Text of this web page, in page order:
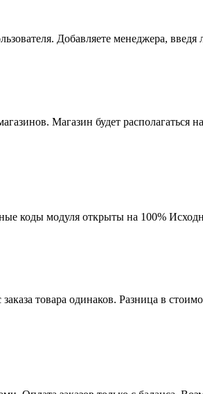
Добавляете менеджера,
Магазин будет располагаться
коды модуля открыты на 100%
товара одинаков. Разница в